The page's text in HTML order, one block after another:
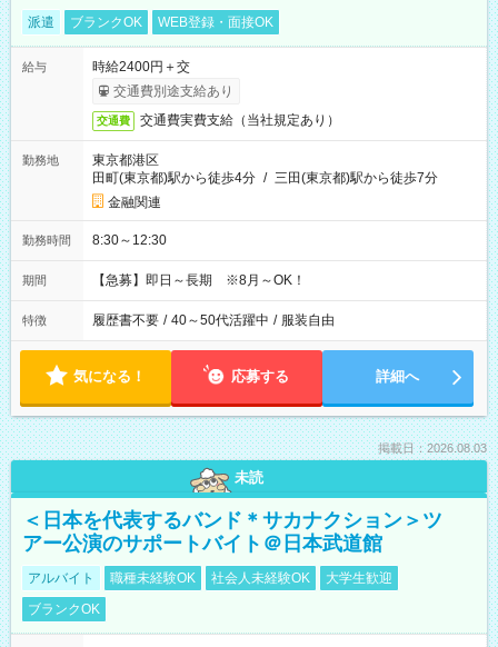
派遣 ブランクOK WEB登録・面接OK
給与
時給2400円＋交
交通費別途支給あり
交通費 交通費実費支給（当社規定あり）
勤務地
東京都港区
田町(東京都)駅から徒歩4分 / 三田(東京都)駅から徒歩7分
金融関連
勤務時間 8:30～12:30
期間 【急募】即日～長期 ※8月～OK！
特徴 履歴書不要 / 40～50代活躍中 / 服装自由
気になる！ 応募する 詳細へ
掲載日：2026.08.03
未読
＜日本を代表するバンド＊サカナクション＞ツ
アー公演のサポートバイト＠日本武道館
アルバイト 職種未経験OK 社会人未経験OK
大学生歓迎
ブランクOK